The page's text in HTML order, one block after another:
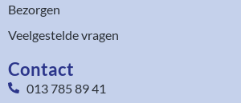
Bezorgen
Veelgestelde vragen
Contact
013 785 89 41